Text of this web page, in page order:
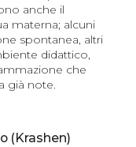
anche il
materna; alcuni
spontanea, altri
didattico,
che
già note.
(Krashen)